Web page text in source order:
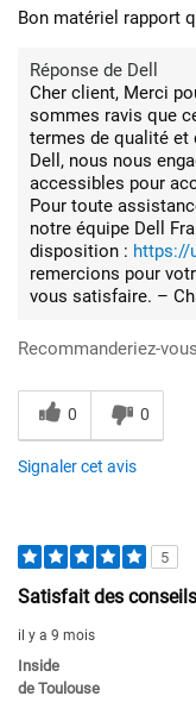
Bon matériel rapport
Réponse de Dell
Cher client, Merci
sommes ravis que
termes de qualité et
Dell, nous nous
accessibles pour
Pour toute
notre équipe Dell
disposition : https://
remercions pour
vous satisfaire. –
Recommanderiez-
0 0
Signaler cet avis
5
Satisfait des
il y a 9 mois
Inside
de Toulouse